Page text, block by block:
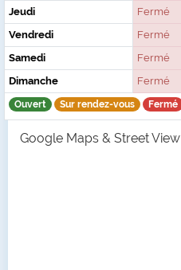
Jeudi
Fermé
Vendredi
Fermé
Samedi
Fermé
Dimanche
Fermé
Ouvert Sur rendez-vous Fermé
Google Maps & Street View